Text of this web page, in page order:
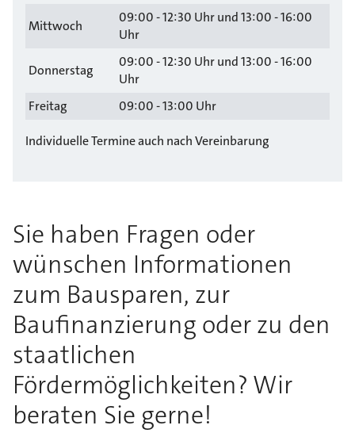
Mittwoch
09:00 - 12:30 Uhr und 13:00 - 16:00
Uhr
Donnerstag
09:00 - 12:30 Uhr und 13:00 - 16:00
Uhr
Freitag
09:00 - 13:00 Uhr
Individuelle Termine auch nach Vereinbarung
Sie haben Fragen oder
wünschen Informationen
zum Bausparen, zur
Baufinanzierung oder zu den
staatlichen
Fördermöglichkeiten? Wir
beraten Sie gerne!